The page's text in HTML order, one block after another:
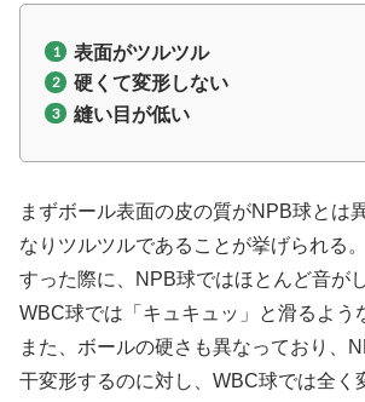
表面がツルツル
硬くて変形しない
縫い目が低い
まずボール表面の皮の質がNPB球とは
なりツルツルであることが挙げられる
すった際に、NPB球ではほとんど音が
WBC球では「キュキュッ」と滑るよう
また、ボールの硬さも異なっており、
干変形するのに対し、WBC球では全く